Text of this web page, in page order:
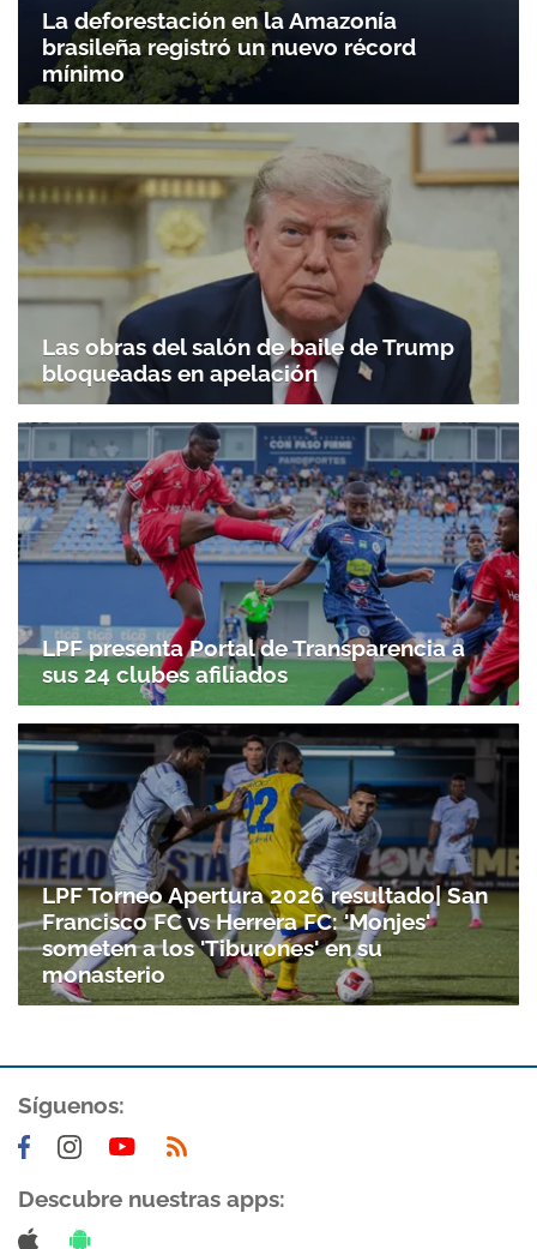
La deforestación en la Amazonía
brasileña registró un nuevo récord
mínimo
Las obras del salón de baile de Trump
bloqueadas en apelación
LPF presenta Portal de Transparencia a
sus 24 clubes afiliados
LPF Torneo Apertura 2026 resultado| San
Francisco FC vs Herrera FC: 'Monjes'
someten a los 'Tiburones' en su
monasterio
Síguenos:
Descubre nuestras apps: